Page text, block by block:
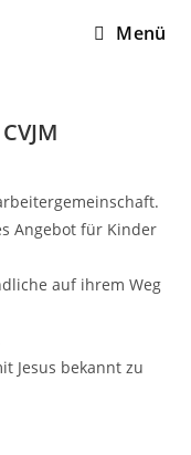
Menü
Angebot für Kinder
auf ihrem Weg
Jesus bekannt zu